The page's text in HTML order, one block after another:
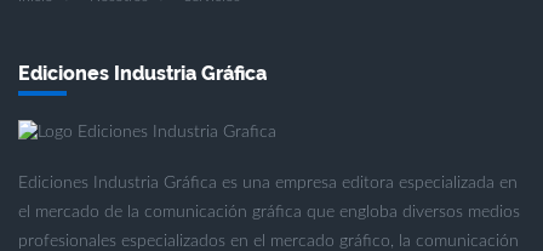
Ediciones Industria Gráfica
Ediciones Industria Gráfica es una empresa editora especializada en
el mercado de la comunicación gráfica que engloba diversos medios
profesionales especializados en el mercado gráfico, la comunicación